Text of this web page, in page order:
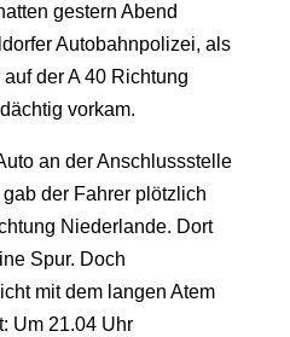
gestern Abend
Autobahnpolizei, als
der A 40 Richtung
vorkam.
an der Anschlussstelle
der Fahrer plötzlich
Niederlande. Dort
Spur. Doch
mit dem langen Atem
Um 21.04 Uhr